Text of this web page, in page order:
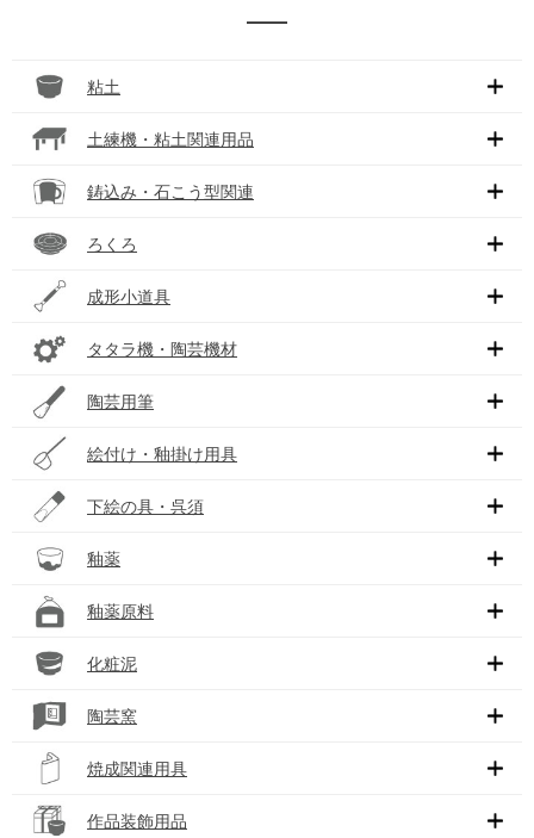
粘土
土練機・粘土関連用品
鋳込み・石こう型関連
ろくろ
成形小道具
タタラ機・陶芸機材
陶芸用筆
絵付け・釉掛け用具
下絵の具・呉須
釉薬
釉薬原料
化粧泥
陶芸窯
焼成関連用具
作品装飾用品